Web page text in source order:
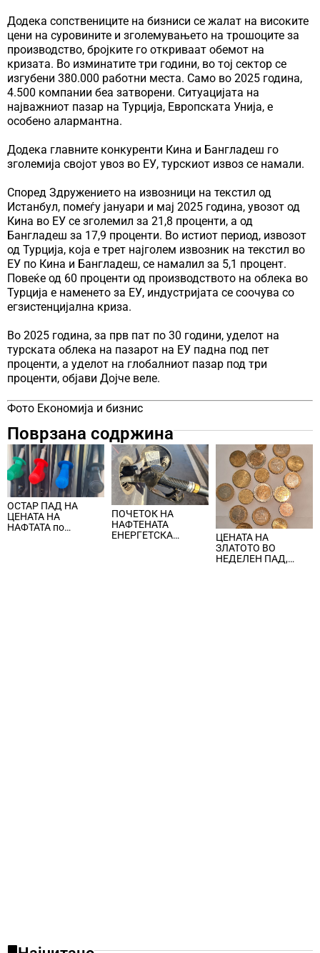
Додека сопствениците на бизниси се жалат на високите
цени на суровините и зголемувањето на трошоците за
производство, бројките го откриваат обемот на
кризата. Во изминатите три години, во тој сектор се
изгубени 380.000 работни места. Само во 2025 година,
4.500 компании беа затворени. Ситуацијата на
најважниот пазар на Турција, Европската Унија, е
особено алармантна.
Додека главните конкуренти Кина и Бангладеш го
зголемија својот увоз во ЕУ, турскиот извоз се намали.
Според Здружението на извозници на текстил од
Истанбул, помеѓу јануари и мај 2025 година, увозот од
Кина во ЕУ се зголемил за 21,8 проценти, а од
Бангладеш за 17,9 проценти. Во истиот период, извозот
од Турција, која е трет најголем извозник на текстил во
ЕУ по Кина и Бангладеш, се намалил за 5,1 процент.
Повеќе од 60 проценти од производството на облека во
Турција е наменето за ЕУ, индустријата се соочува со
егзистенцијална криза.
Во 2025 година, за прв пат по 30 години, уделот на
турската облека на пазарот на ЕУ падна под пет
проценти, а уделот на глобалниот пазар под три
проценти, објави Дојче веле.
Фото Економија и бизнис
Поврзана содржина
ОСТАР ПАД НА
ЦЕНАТА НА
НАФТАТА по
ПОЧЕТОК НА
НАФТЕНАТА
ЕНЕРГЕТСКА
ЦЕНАТА НА
ЗЛАТОТО ВО
НЕДЕЛЕН ПАД,